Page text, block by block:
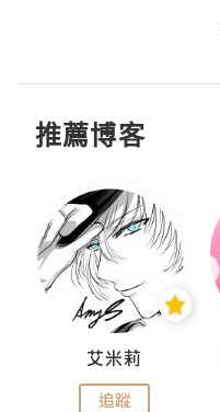
推薦博客
艾米莉
追蹤